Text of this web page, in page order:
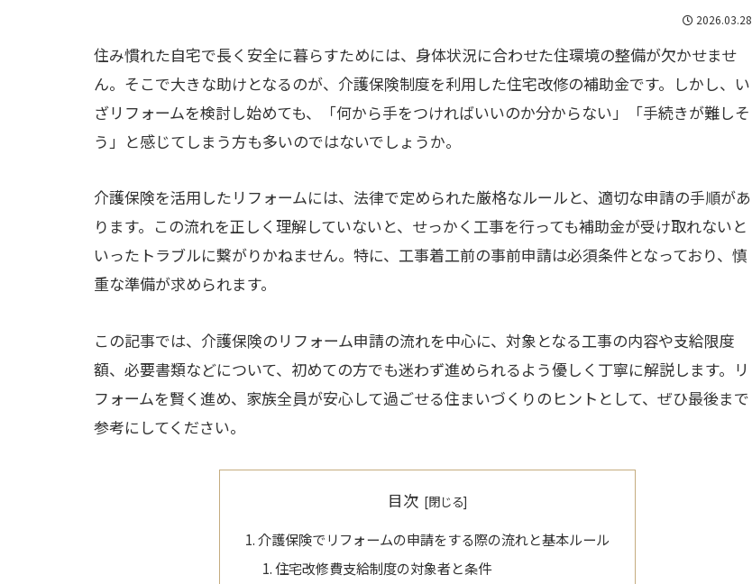
2026.03.28
住み慣れた自宅で長く安全に暮らすためには、身体状況に合わせた住環境の整備が欠かせませ
ん。そこで大きな助けとなるのが、介護保険制度を利用した住宅改修の補助金です。しかし、い
ざリフォームを検討し始めても、「何から手をつければいいのか分からない」「手続きが難しそ
う」と感じてしまう方も多いのではないでしょうか。
介護保険を活用したリフォームには、法律で定められた厳格なルールと、適切な申請の手順があ
ります。この流れを正しく理解していないと、せっかく工事を行っても補助金が受け取れないと
いったトラブルに繋がりかねません。特に、工事着工前の事前申請は必須条件となっており、慎
重な準備が求められます。
この記事では、介護保険のリフォーム申請の流れを中心に、対象となる工事の内容や支給限度
額、必要書類などについて、初めての方でも迷わず進められるよう優しく丁寧に解説します。リ
フォームを賢く進め、家族全員が安心して過ごせる住まいづくりのヒントとして、ぜひ最後まで
参考にしてください。
目次
介護保険でリフォームの申請をする際の流れと基本ルール
住宅改修費支給制度の対象者と条件